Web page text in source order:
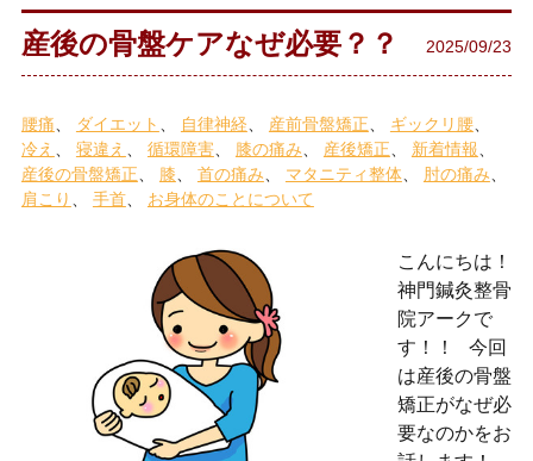
産後の骨盤ケアなぜ必要？？ 2025/09/23
腰痛 ダイエット 自律神経 産前骨盤矯正
ギックリ腰
冷え
寝違え 循環障害 膝の痛み 産後矯正
新着情報
産後の骨盤矯正
膝 首の痛み マタニティ整体
肘の痛み
肩こり
手首 お身体のことについて
こんにちは！
神門鍼灸整骨
院アークで
す！！ 今回
は産後の骨盤
矯正がなぜ必
要なのかをお